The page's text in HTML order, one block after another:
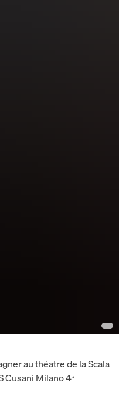
au théatre de la Scala
Cusani Milano4*